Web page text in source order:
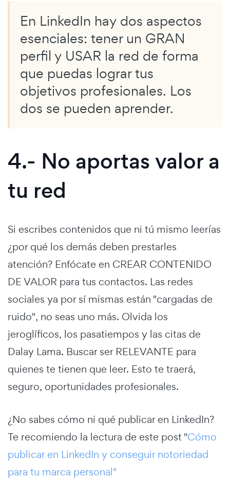
En LinkedIn hay dos aspectos
esenciales: tener un GRAN
perfil y USAR la red de forma
que puedas lograr tus
objetivos profesionales. Los
dos se pueden aprender.
4.- No aportas valor a
tu red
Si escribes contenidos que ni tú mismo leerías
¿por qué los demás deben prestarles
atención? Enfócate en CREAR CONTENIDO
DE VALOR para tus contactos. Las redes
sociales ya por sí mismas están "cargadas de
ruido", no seas uno más. Olvida los
jeroglíficos, los pasatiempos y las citas de
Dalay Lama. Buscar ser RELEVANTE para
quienes te tienen que leer. Esto te traerá,
seguro, oportunidades profesionales.
¿No sabes cómo ni qué publicar en LinkedIn?
Te recomiendo la lectura de este post "Cómo
publicar en LinkedIn y conseguir notoriedad
para tu marca personal"